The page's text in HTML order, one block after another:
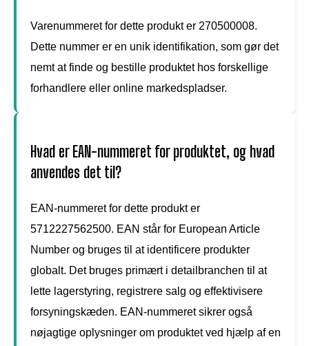
Varenummeret for dette produkt er 270500008.
Dette nummer er en unik identifikation, som gør det
nemt at finde og bestille produktet hos forskellige
forhandlere eller online markedspladser.
Hvad er EAN-nummeret for produktet, og hvad
anvendes det til?
EAN-nummeret for dette produkt er
5712227562500. EAN står for European Article
Number og bruges til at identificere produkter
globalt. Det bruges primært i detailbranchen til at
lette lagerstyring, registrere salg og effektivisere
forsyningskæden. EAN-nummeret sikrer også
nøjagtige oplysninger om produktet ved hjælp af en